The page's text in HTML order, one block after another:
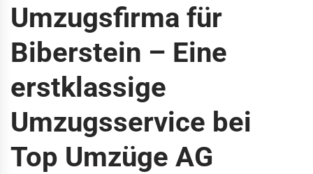
Umzugsfirma für
Biberstein – Eine
erstklassige
Umzugsservice bei
Top Umzüge AG